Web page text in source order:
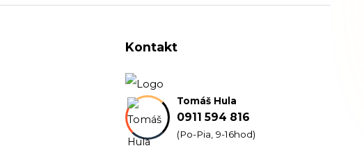
Kontakt
Tomáš Hula
0911 594 816
(Po-Pia, 9-16hod)